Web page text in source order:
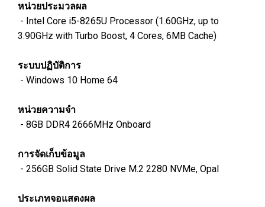
หน่วยประมวลผล
- Intel Core i5-8265U Processor (1.60GHz, up to
3.90GHz with Turbo Boost, 4 Cores, 6MB Cache)
ระบบปฏิบัติการ
- Windows 10 Home 64
หน่วยความจำ
- 8GB DDR4 2666MHz Onboard
การจัดเก็บข้อมูล
- 256GB Solid State Drive M.2 2280 NVMe, Opal
ประเภทจอแสดงผล